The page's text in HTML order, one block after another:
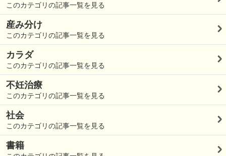
このカテゴリの記事一覧を見る
産み分け
このカテゴリの記事一覧を見る
カラダ
このカテゴリの記事一覧を見る
不妊治療
このカテゴリの記事一覧を見る
社会
このカテゴリの記事一覧を見る
書籍